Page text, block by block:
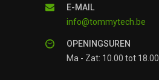
E-MAIL
info@tommytech.be
OPENINGSUREN
Ma - Zat: 10.00 tot 18.00